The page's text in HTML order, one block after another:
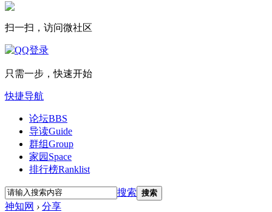
扫一扫，访问微社区
只需一步，快速开始
快捷导航
论坛BBS
导读Guide
群组Group
家园 Space
排行榜Ranklist
搜索 搜索
神知网 › 分享